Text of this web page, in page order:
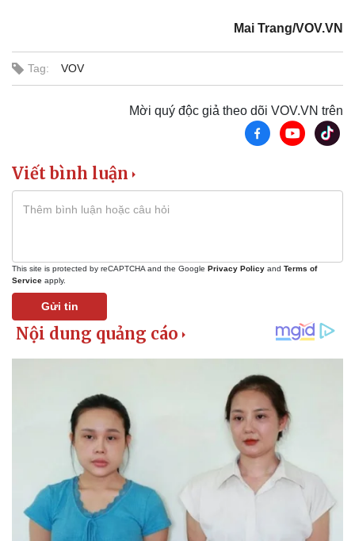
eSports
Hậu trường
Ô tô - Xe máy
Mai Trang/VOV.VN
Tag: VOV
Mời quý độc giả theo dõi VOV.VN trên
Viết bình luận
This site is protected by reCAPTCHA and the Google Privacy Policy and Terms of
Service apply.
Gửi tin